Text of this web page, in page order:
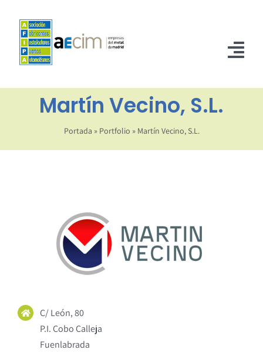
contenido
Martín Vecino, S.L.
Portada » Portfolio » Martín Vecino, S.L.
C/ León, 80
P.I. Cobo Calleja
Fuenlabrada